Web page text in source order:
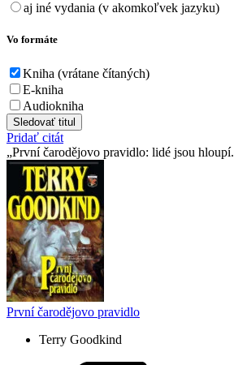
aj iné vydania (v akomkoľvek jazyku)
Vo formáte
Kniha (vrátane čítaných)
E-kniha
Audiokniha
Sledovať titul
Pridať citát
První čarodějovo pravidlo: lidé jsou hloupí.
První čarodějovo pravidlo
Terry Goodkind